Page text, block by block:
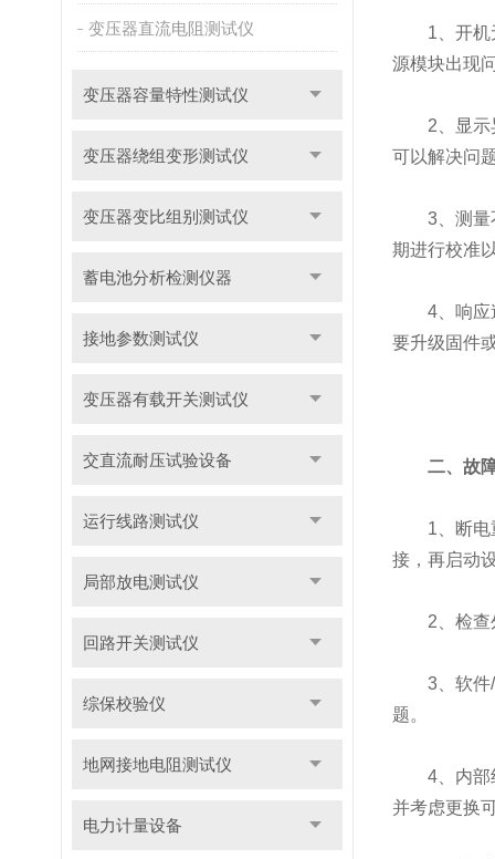
变压器直流电阻测试仪
变压器容量特性测试仪
变压器绕组变形测试仪
变压器变比组别测试仪
蓄电池分析检测仪器
接地参数测试仪
变压器有载开关测试仪
交直流耐压试验设备
运行线路测试仪
局部放电测试仪
回路开关测试仪
综保校验仪
地网接地电阻测试仪
电力计量设备
1、开机无
源模块出现
2、显示异
可以解决问
3、测量不
期进行校准
4、响应速
要升级固件
二、故
1、断电重
接，再启动
2、检查外
3、软件/固
题。
4、内部组
并考虑更换